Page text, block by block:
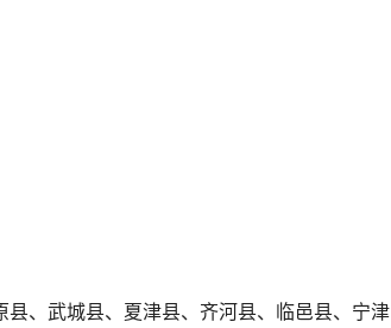
、武城县、夏津县、齐河县、临邑县、宁津